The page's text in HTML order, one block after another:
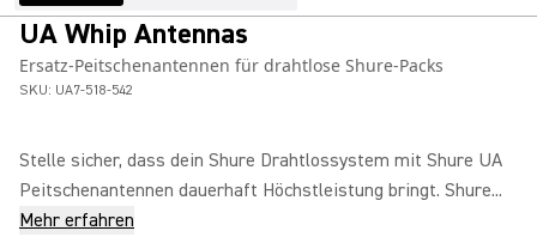
UA Whip Antennas
Ersatz-Peitschenantennen für drahtlose Shure-Packs
SKU: UA7-518-542
Stelle sicher, dass dein Shure Drahtlossystem mit Shure UA
Peitschenantennen dauerhaft Höchstleistung bringt. Shure...
Mehr erfahren